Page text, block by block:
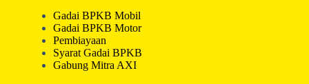
Gadai BPKB Mobil
Gadai BPKB Motor
Pembiayaan
Syarat Gadai BPKB
Gabung Mitra AXI